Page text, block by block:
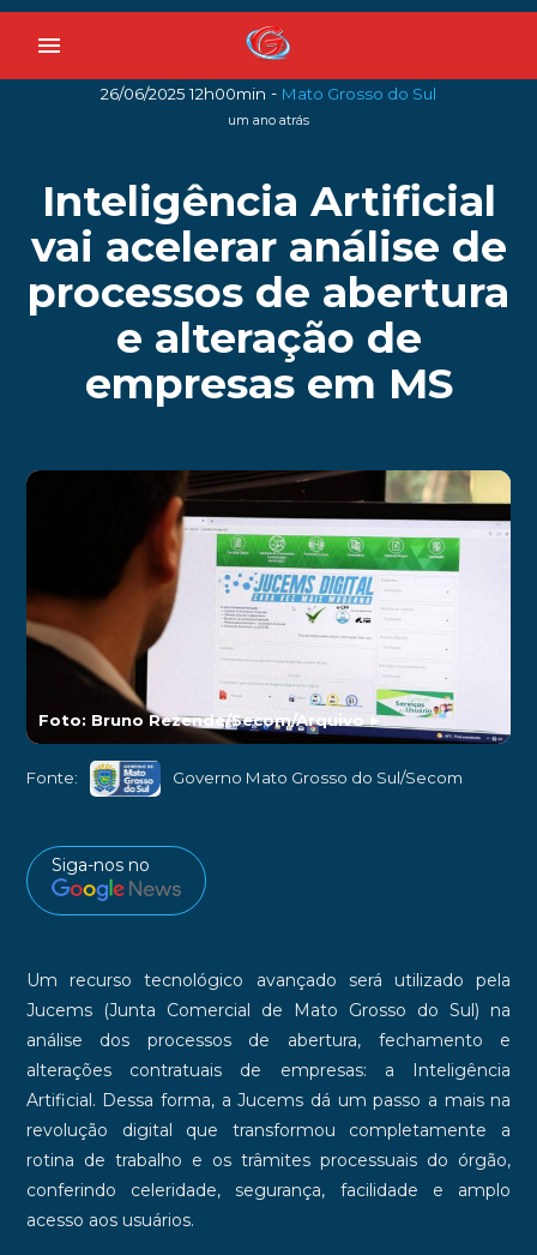
menu
26/06/2025 12h00min - Mato Grosso do Sul
um ano atrás
Inteligência Artificial
vai acelerar análise de
processos de abertura
e alteração de
empresas em MS
Foto: Bruno Rezende/Secom/Arquivo ►
Fonte: Governo Mato Grosso do Sul/Secom
Siga-nos no
Um recurso tecnológico avançado será utilizado pela
Jucems (Junta Comercial de Mato Grosso do Sul) na
análise dos processos de abertura, fechamento e
alterações contratuais de empresas: a Inteligência
Artificial. Dessa forma, a Jucems dá um passo a mais na
revolução digital que transformou completamente a
rotina de trabalho e os trâmites processuais do órgão,
conferindo celeridade, segurança, facilidade e amplo
acesso aos usuários.